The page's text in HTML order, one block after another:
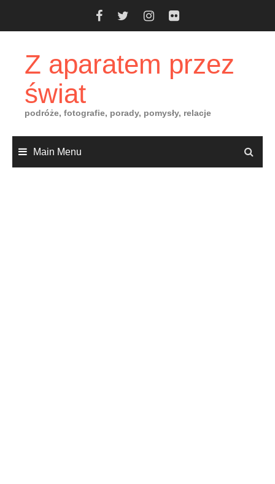
Z aparatem przez
świat
podróże, fotografie, porady, pomysły, relacje
Main Menu